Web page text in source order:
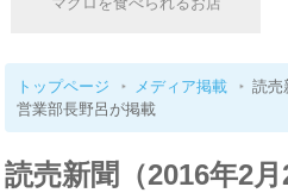
トップページ メディア掲載
読売
営業部長野呂が掲載
読売新聞（2016年2